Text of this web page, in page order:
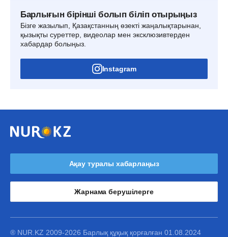
Барлығын бірінші болып біліп отырыңыз
Бізге жазылып, Қазақстанның өзекті жаңалықтарынан,
қызықты суреттер, видеолар мен эксклюзивтерден
хабардар болыңыз.
Instagram
Ақау туралы хабарлаңыз
Жарнама берушілерге
® NUR.KZ 2009-2026 Барлық құқық қорғалған 01.08.2024